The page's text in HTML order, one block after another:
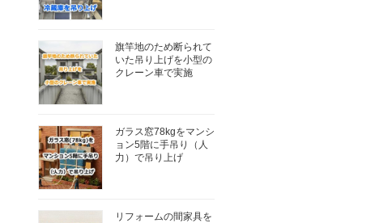
旗竿地のため断られて
いた吊り上げを小型の
クレーン車で実施
ガラス窓78kgをマンシ
ョン5階に手吊り（人
力）で吊り上げ
リフォームの間家具を